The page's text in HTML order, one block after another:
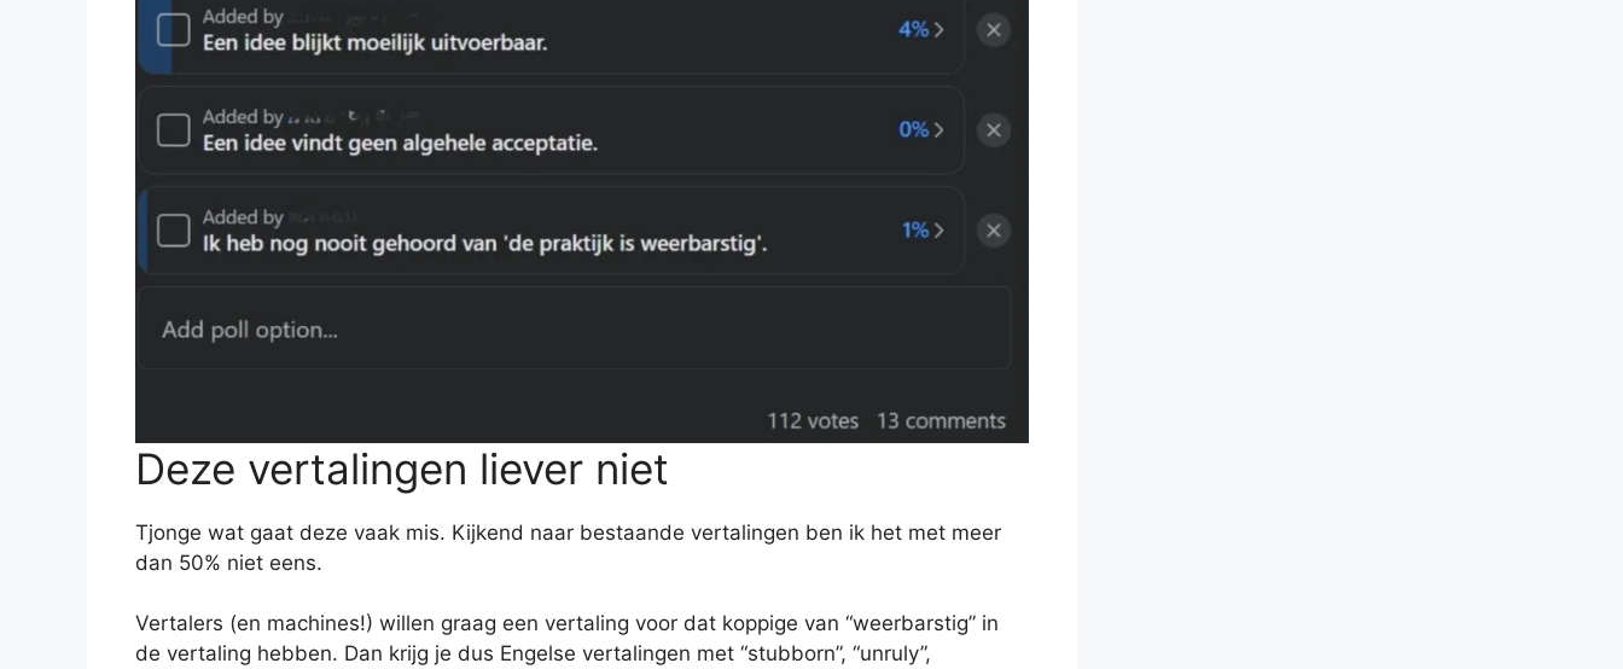
Deze vertalingen liever niet
Tjonge wat gaat deze vaak mis. Kijkend naar bestaande vertalingen ben ik het met meer
dan 50% niet eens.
Vertalers (en machines!) willen graag een vertaling voor dat koppige van “weerbarstig” in
de vertaling hebben. Dan krijg je dus Engelse vertalingen met “stubborn”, “unruly”,